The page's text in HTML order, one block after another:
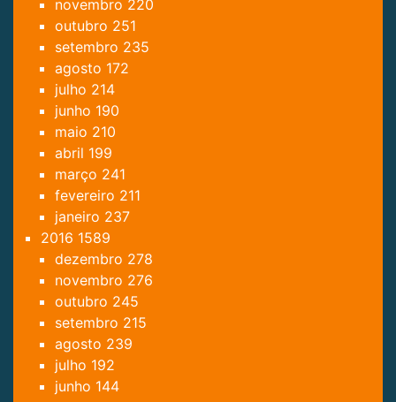
novembro 220
outubro 251
setembro 235
agosto 172
julho 214
junho 190
maio 210
abril 199
março 241
fevereiro 211
janeiro 237
2016 1589
dezembro 278
novembro 276
outubro 245
setembro 215
agosto 239
julho 192
junho 144